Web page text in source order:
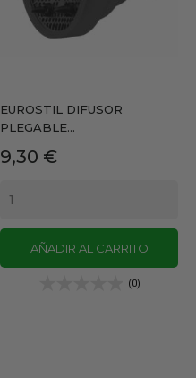
EUROSTIL DIFUSOR
PLEGABLE...
Precio
9,30 €
AÑADIR AL CARRITO
(0)